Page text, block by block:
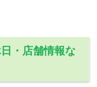
・店舗情報な